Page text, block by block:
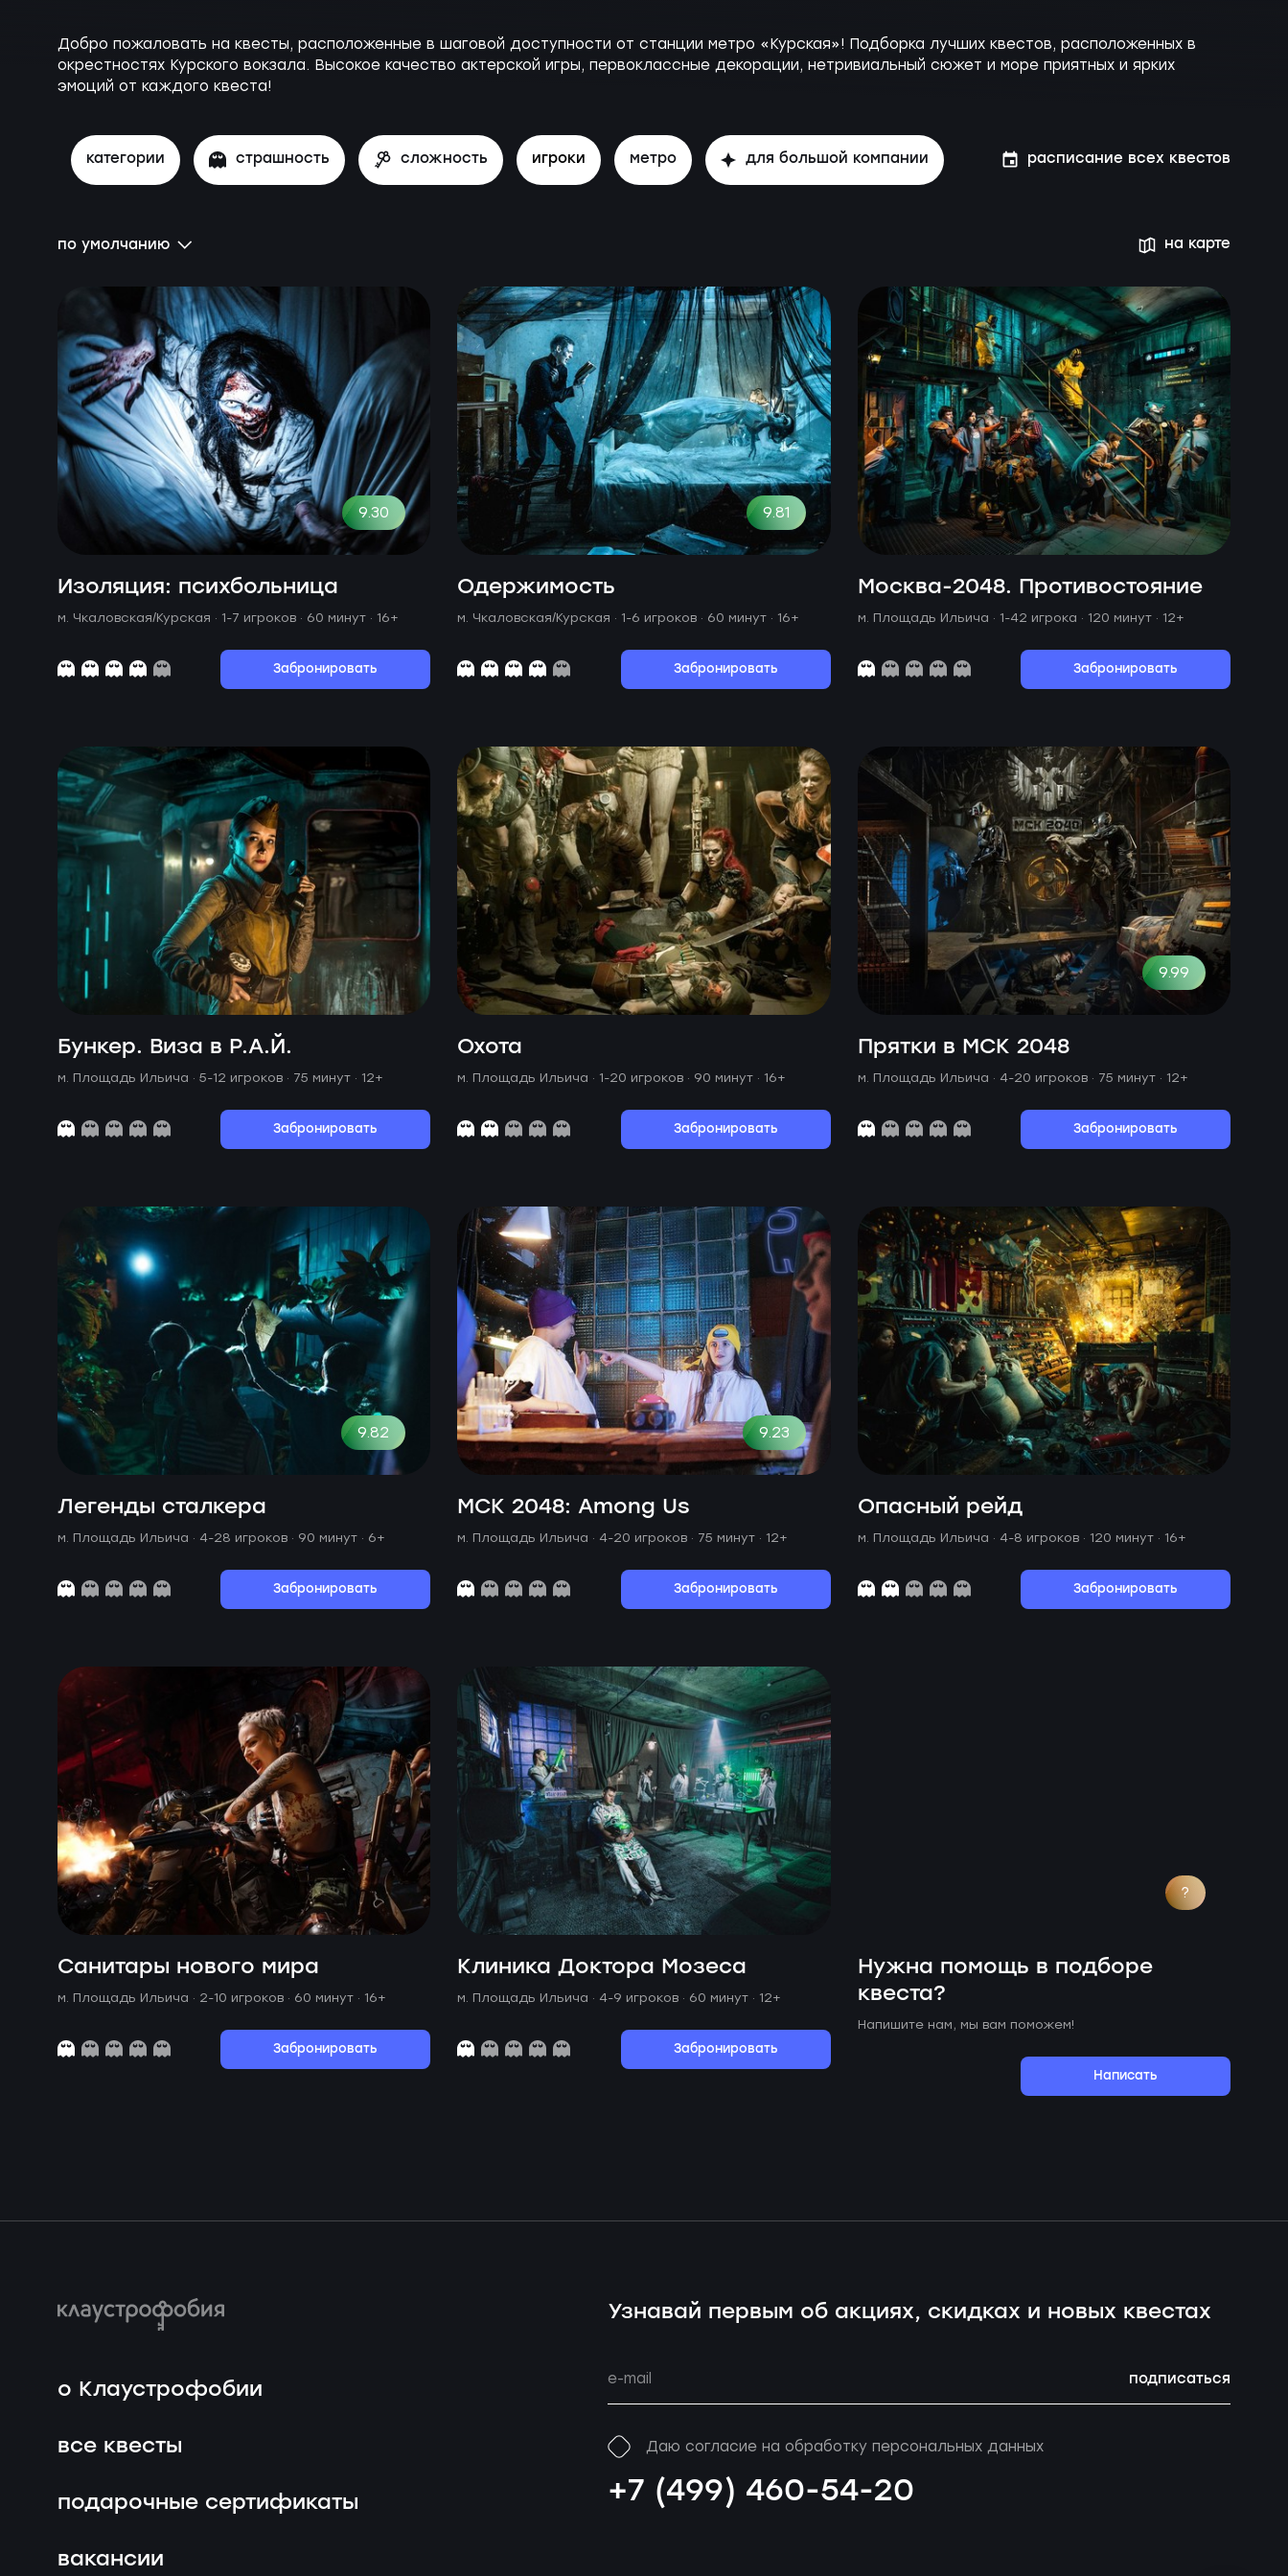
Добро пожаловать на квесты, расположенные в шаговой доступности от станции метро «Курская»! Подборка лучших квестов, расположенных в
окрестностях Курского вокзала. Высокое качество актерской игры, первоклассные декорации, нетривиальный сюжет и море приятных и ярких
эмоций от каждого квеста!
категории страшность сложность игроки метро для большой компании расписание всех квестов
по умолчанию на карте
9.30
Изоляция: психбольница
м. Чкаловская/Курская · 1-7 игроков · 60 минут · 16+
Забронировать
9.81
Одержимость
м. Чкаловская/Курская · 1-6 игроков · 60 минут · 16+
Забронировать
Москва-2048. Противостояние
м. Площадь Ильича · 1-42 игрока · 120 минут · 12+
Забронировать
Бункер. Виза в Р.А.Й.
м. Площадь Ильича · 5-12 игроков · 75 минут · 12+
Забронировать
Охота
м. Площадь Ильича · 1-20 игроков · 90 минут · 16+
Забронировать
9.99
Прятки в МСК 2048
м. Площадь Ильича · 4-20 игроков · 75 минут · 12+
Забронировать
9.82
Легенды сталкера
м. Площадь Ильича · 4-28 игроков · 90 минут · 6+
Забронировать
9.23
МСК 2048: Among Us
м. Площадь Ильича · 4-20 игроков · 75 минут · 12+
Забронировать
Опасный рейд
м. Площадь Ильича · 4-8 игроков · 120 минут · 16+
Забронировать
Санитары нового мира
м. Площадь Ильича · 2-10 игроков · 60 минут · 16+
Забронировать
Клиника Доктора Мозеса
м. Площадь Ильича · 4-9 игроков · 60 минут · 12+
Забронировать
?
Нужна помощь в подборе
квеста?
Напишите нам, мы вам поможем!
Написать
о Клаустрофобии
все квесты
подарочные сертификаты
вакансии
Узнавай первым об акциях, скидках и новых квестах
подписаться
Даю согласие на обработку персональных данных
+7 (499) 460-54-20